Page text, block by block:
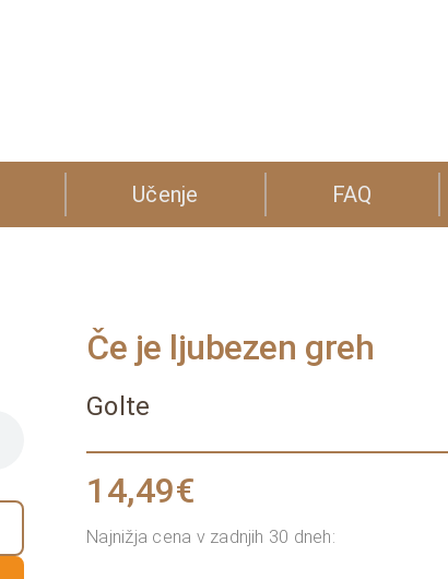
Učenje FAQ
Če je ljubezen greh
Golte
14,49€
Najnižja cena v zadnjih 30 dneh: